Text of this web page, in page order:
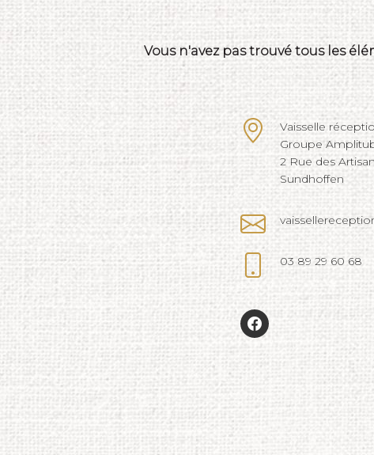
Vous n'avez pas trouvé tous les
Vaisselle
Groupe
2 Rue des
Sundhoffen
03 89 29 60 68